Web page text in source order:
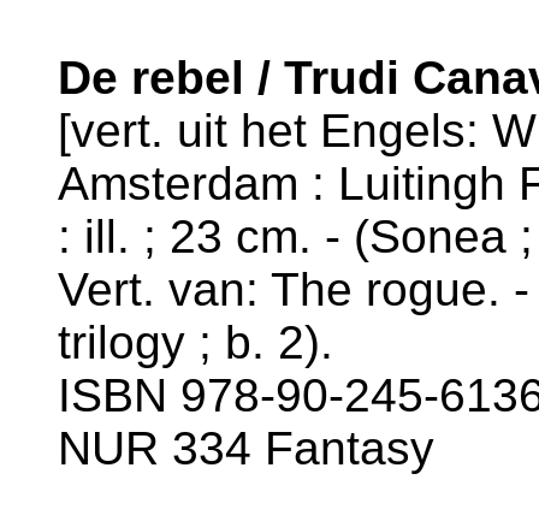
De rebel / Trudi
[vert. uit het Engels:
Amsterdam : Luitingh
: ill. ; 23 cm. - (Sonea
Vert. van: The rogue.
trilogy ; b. 2).
ISBN 978-90-245-
NUR 334 Fantasy